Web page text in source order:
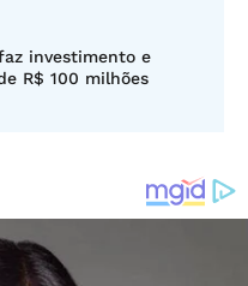
investimento e
R$ 100 milhões